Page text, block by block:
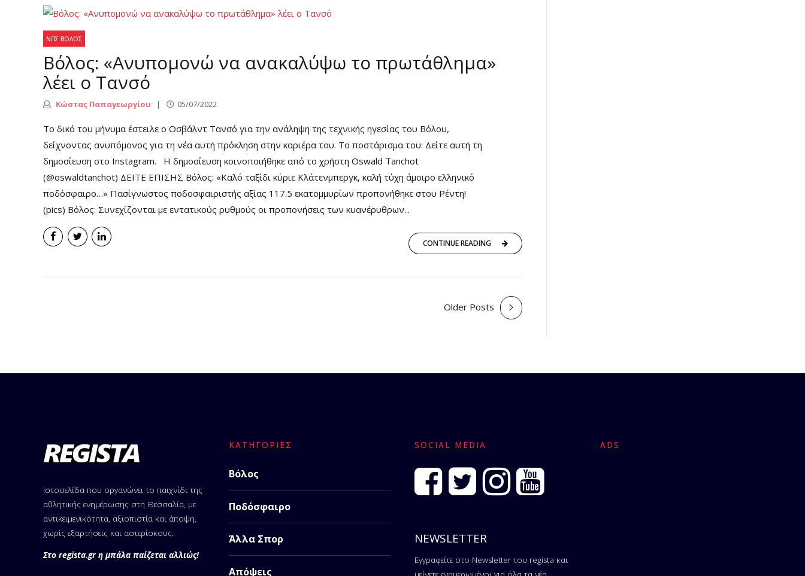
ΝΠΣ ΒΌΛΟΣ
Βόλος: «Ανυπομονώ να ανακαλύψω το πρωτάθλημα»
λέει ο Τανσό
Κώστας Παπαγεωργίου 05/07/2022
Το δικό του μήνυμα έστειλε ο Οσβάλντ Τανσό για την ανάληψη της τεχνικής ηγεσίας του Βόλου,
δείχνοντας ανυπόμονος για τη νέα αυτή πρόκληση στην καριέρα του. Το ποστάρισμα του: Δείτε αυτή τη
δημοσίευση στο Instagram. Η δημοσίευση κοινοποιήθηκε από το χρήστη Oswald Tanchot
(@oswaldtanchot) ΔΕΙΤΕ ΕΠΙΣΗΣ Βόλος: «Καλό ταξίδι κύριε Κλάτενμπεργκ, καλή τύχη άμοιρο ελληνικό
ποδόσφαιρο…» Πασίγνωστος ποδοσφαιριστής αξίας 117.5 εκατομμυρίων προπονήθηκε στου Ρέντη!
(pics) Βόλος: Συνεχίζονται με εντατικούς ρυθμούς οι προπονήσεις των κυανέρυθρων...
CONTINUE READING
Older Posts
Ιστοσελίδα που οργανώνει το παιχνίδι της
αθλητικής ενημέρωσης στη Θεσσαλία, με
αντικειμενικότητα, αξιοπιστία και άποψη,
χωρίς εξαρτήσεις και αστερίσκους.
Στο regista.gr η μπάλα παίζεται αλλιώς!
ΚΑΤΗΓΟΡΊΕΣ
Βόλος
Ποδόσφαιρο
Άλλα Σπορ
Απόψεις
SOCIAL MEDIA
NEWSLETTER
Εγγραφείτε στο Newsletter του regista και
ADS